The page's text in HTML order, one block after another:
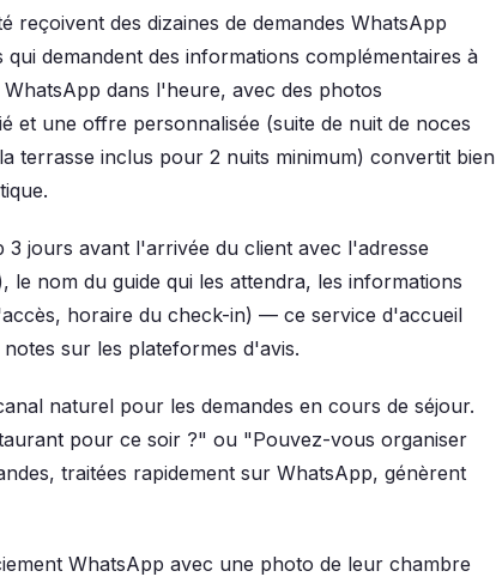
reçoivent des dizaines de demandes WhatsApp
demandent des informations complémentaires à
dans l'heure, avec des photos
et une offre personnalisée (suite de nuit de noces
terrasse inclus pour 2 nuits minimum) convertit bien
3 jours avant l'arrivée du client avec l'adresse
le nom du guide qui les attendra, les informations
horaire du check-in) — ce service d'accueil
sur les plateformes d'avis.
naturel pour les demandes en cours de séjour.
pour ce soir ?" ou "Pouvez-vous organiser
traitées rapidement sur WhatsApp, génèrent
WhatsApp avec une photo de leur chambre